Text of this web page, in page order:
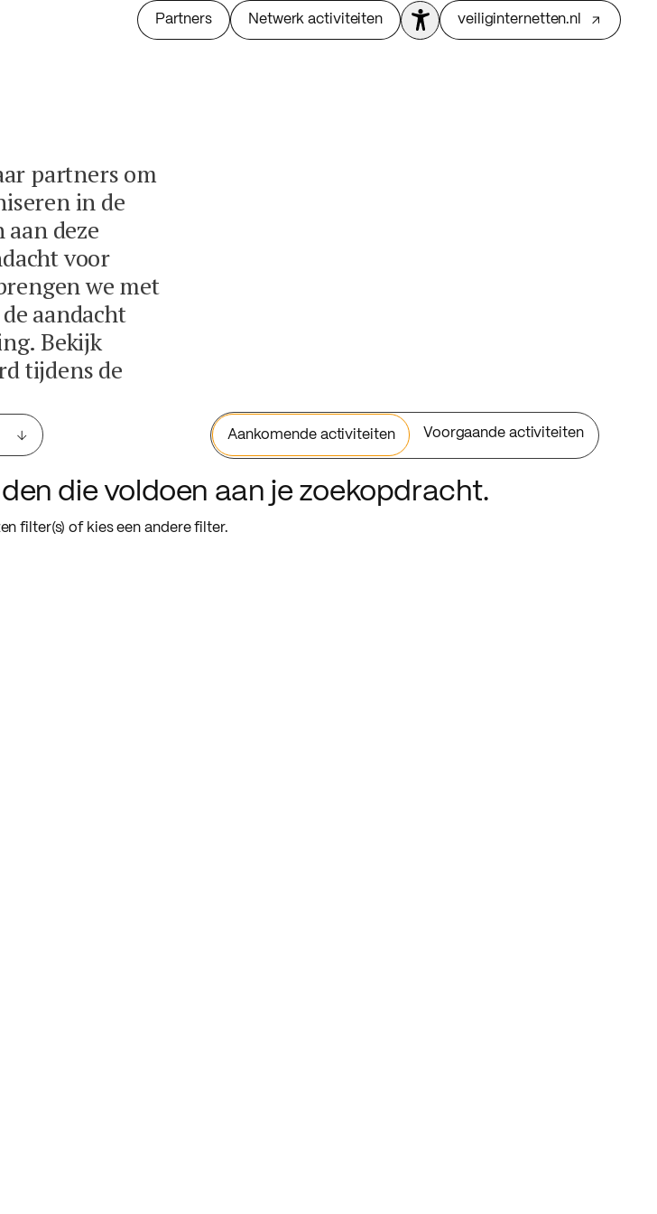
Partners Netwerk activiteiten veiliginternetten.nl
partners om
in de
deze
voor
we met
aandacht
Bekijk
tijdens de
Aankomende activiteiten Voorgaande activiteiten
die voldoen aan je zoekopdracht.
filter(s) of kies een andere filter.